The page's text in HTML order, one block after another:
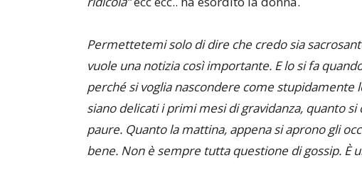
Permettetemi solo di dire che credo sia
vuole una notizia così importante. E lo si fa
perché si voglia nascondere come
siano delicati i primi mesi di gravidanza, quanto
paure. Quanto la mattina, appena si aprono gli
bene. Non è sempre tutta questione di gossip. È